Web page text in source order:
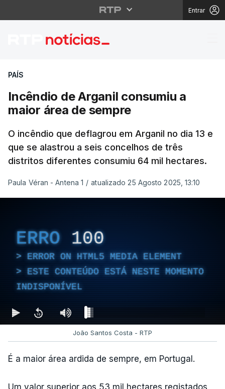
Entrar
Incêndio de Arganil
PAÍS
Incêndio de Arganil consumiu a
maior área de sempre
O incêndio que deflagrou em Arganil no dia 13 e
que se alastrou a seis concelhos de três
distritos diferentes consumiu 64 mil hectares.
Paula Véran - Antena 1 / atualizado 25 Agosto 2025, 13:10
ERRO 100
ERROR ON HTML5 MEDIA ELEMENT
ESTE CONTEÚDO ESTÁ NESTE MOMENTO
INDISPONÍVEL
João Santos Costa - RTP
É a maior área ardida de sempre, em Portugal.
Um valor superior aos 53 mil hectares registados